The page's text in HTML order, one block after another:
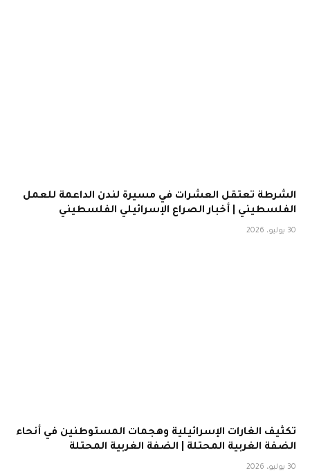
الشرطة تعتقل العشرات في مسيرة لندن الداعمة للعمل
الفلسطيني | أخبار الصراع الإسرائيلي الفلسطيني
30 يوليو، 2026
تكثيف الغارات الإسرائيلية وهجمات المستوطنين في أنحاء
الضفة الغربية المحتلة | الضفة الغربية المحتلة
30 يوليو، 2026